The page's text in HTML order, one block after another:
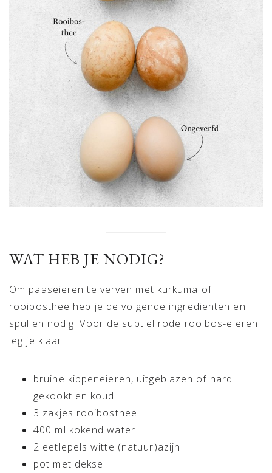
WAT HEB JE NODIG?
Om paaseieren te verven met kurkuma of
rooibosthee heb je de volgende ingrediënten en
spullen nodig. Voor de subtiel rode rooibos-eieren
leg je klaar:
bruine kippeneieren, uitgeblazen of hard
gekookt en koud
3 zakjes rooibosthee
400 ml kokend water
2 eetlepels witte (natuur)azijn
pot met deksel